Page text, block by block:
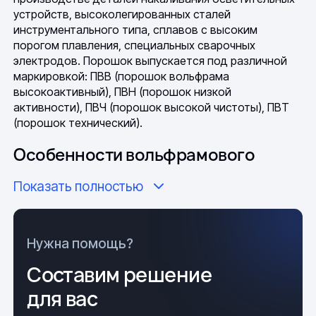
устройств, высоколегированных сталей
инструментального типа, сплавов с высоким
порогом плавления, специальных сварочных
электродов. Порошок выпускается под различной
маркировкой: ПВВ (порошок вольфрама
высокоактивный), ПВН (порошок низкой
активности), ПВЧ (порошок высокой чистоты), ПВТ
(порошок технический).
Особенности вольфрамового
Подготовка сыпучей смеси осуществляется
порошок является веществом из частичек мелкой
фракции темного цвета. Получают в результе
восстановительной реакции, в которой исходным
компонентом является ангидрид вольфрама (WO
взаимодействующий с оксигеном, восстановителем
Показать полностью
Нужна помощь?
Составим решение
для вас